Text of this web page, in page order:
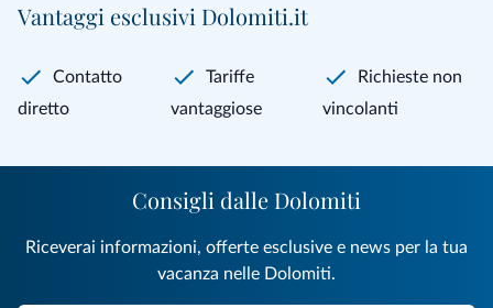
Vantaggi esclusivi Dolomiti.it
Contatto
diretto
Tariffe
vantaggiose
Richieste non
vincolanti
Consigli dalle Dolomiti
Riceverai informazioni, offerte esclusive e news per la tua
vacanza nelle Dolomiti.